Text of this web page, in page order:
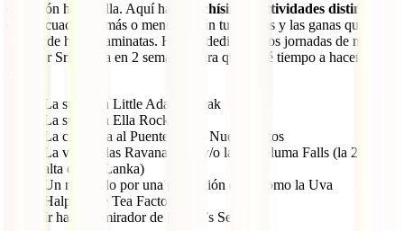
dirección hacia Ella. Aquí hay muchísimas actividades distintas
que te cuadrarán más o menos según tus gustos y las ganas que
tengas de hacer caminatas. Hemos dedicado dos jornadas de nuestra
ruta por Sri Lanka en 2 semanas para que te dé tiempo a hacer cosas
La subida a Little Adam’s Peak
La subida a Ella Rock
La caminata al Puente de los Nueve Arcos
La visita a las Ravana Falls y/o las Diyaluma Falls (la 2ª más
alta de Sri Lanka)
Un recorrido por una plantación de té como la Uva
Halpewatte Tea Factory
Ir hasta el mirador de Lipton’s Seat